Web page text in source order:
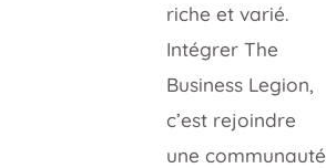
riche et varié.
Intégrer The
Business Legion,
c’est rejoindre
une communauté